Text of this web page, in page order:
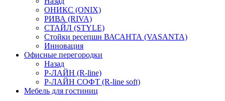
ОНИКС (ONIX)
РИВА (RIVA)
СТАЙЛ (STYLE)
Стойки ресепшн ВАСАНТА (VASANTA)
Инновация
Офисные перегородки
Назад
Р-ЛАЙН (R-line)
Р-ЛАЙН СОФТ (R-line soft)
Мебель для гостиниц